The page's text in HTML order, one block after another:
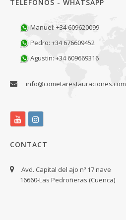
TELÉFONOS - WHATSAPP
Manuel: +34 609620099
Pedro: +34 676609452
Agustin: +34 609669316
info@cometarestauraciones.com
CONTACT
Avd. Capital del ajo nº 17 nave
16660-Las Pedroñeras (Cuenca)